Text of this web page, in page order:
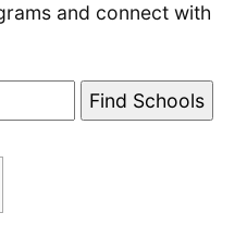
and connect with